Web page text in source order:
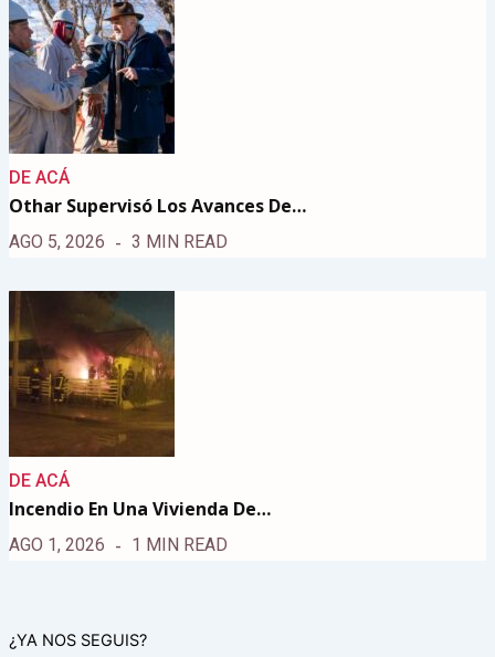
DE ACÁ
Othar Supervisó Los Avances De…
AGO 5, 2026 3 MIN READ
DE ACÁ
Incendio En Una Vivienda De…
AGO 1, 2026 1 MIN READ
¿YA NOS SEGUIS?